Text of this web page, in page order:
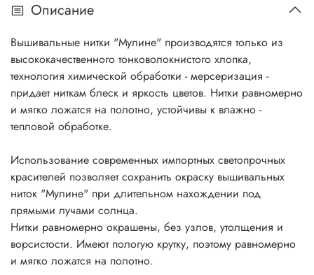
Описание
Вышивальные нитки "Мулине" производятся только из
высококачественного тонковолокнистого хлопка,
технология химической обработки - мерсеризация -
придает ниткам блеск и яркость цветов. Нитки равномерно
и мягко ложатся на полотно, устойчивы к влажно -
тепловой обработке.
Использование современных импортных светопрочных
красителей позволяет сохранить окраску вышивальных
ниток "Мулине" при длительном нахождении под
прямыми лучами солнца.
Нитки равномерно окрашены, без узлов, утолщения и
ворсистости. Имеют пологую крутку, поэтому равномерно
и мягко ложатся на полотно.